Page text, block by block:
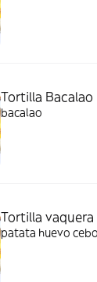
Tortilla Bacalao
bacalao
Tortilla vaquera
patata huevo